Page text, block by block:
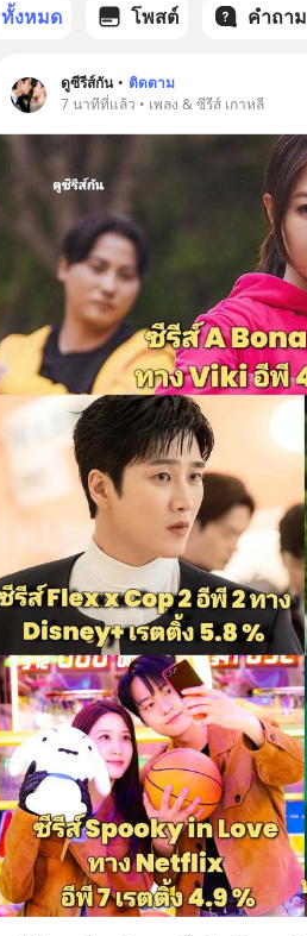
ทั้งหมด โพสต์ คำถาม
ดูซีรีส์กัน • ติดตาม
7 นาทีที่แล้ว • เพลง & ซีรีส์ เกาหลี